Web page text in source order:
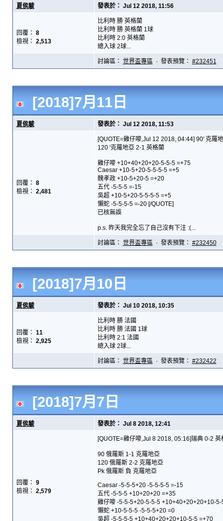
夏侯駿 發表於： Jul 12 2018, 11:56
回覆： 8
檢視： 2,513
比利時 勝 英格蘭
比利時 勝 英格蘭 1球
比利時 2:0 英格蘭
總入球 2球...
討論區： 世界盃專區· 發表預覽： #232451
[2018]7月11日
夏侯駿 發表於： Jul 12 2018, 11:53
回覆： 8
檢視： 2,481
[QUOTE=雞仔嘜,Jul 12 2018, 04:44] 90' 克羅
120 '克羅地亞 2-1 英格蘭
雞仔嘜 +10+40+20+20-5-5-5 =+75
Caesar +10-5+20-5-5-5-5 =+5
魏孝政 +10-5+20-5 =+20
五代 -5-5-5 =-15
吳超 +10-5+20-5-5-5-5 =+5
懶蛇 -5-5-5-5 =-20 [/QUOTE]
已核無誤
p.s. 昨天我完全忘了自己沒有下注 :(...
討論區： 世界盃專區· 發表預覽： #232450
[2018]7月10日
夏侯駿 發表於： Jul 10 2018, 10:35
回覆： 11
檢視： 2,925
比利時 勝 法國
比利時 勝 法國 1球
比利時 2:1 法國
總入球 2球...
討論區： 世界盃專區· 發表預覽： #232422
[2018]7月7日
夏侯駿 發表於： Jul 8 2018, 12:41
回覆： 9
檢視： 2,579
[QUOTE=雞仔嘜,Jul 8 2018, 05:16]瑞典 0-2 英
90 俄羅斯 1-1 克羅地亞
120 俄羅斯 2-2 克羅地亞
Pk 俄羅斯 負 克羅地亞
Caesar -5-5-5+20 -5-5-5-5 =-15
五代 -5-5-5 +10+20+20 =+35
雞仔嘜 -5-5-5+20-5-5-5 +10+40+20+20+10-5-
懶蛇 +10-5-5-5 -5-5-5+20 =0
吳超 -5-5-5-5 +10+40+20+20+10-5-5 =+70